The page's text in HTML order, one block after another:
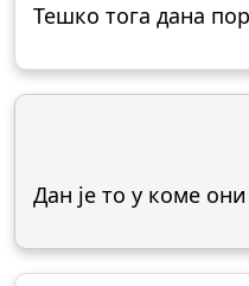
Тешко тога дана
Дан је то у коме